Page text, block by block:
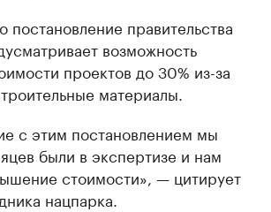
постановление правительства
возможность
проектов до 30% из-за
материалы.
с этим постановлением мы
были в экспертизе и нам
стоимости», — цитирует
нацпарка.